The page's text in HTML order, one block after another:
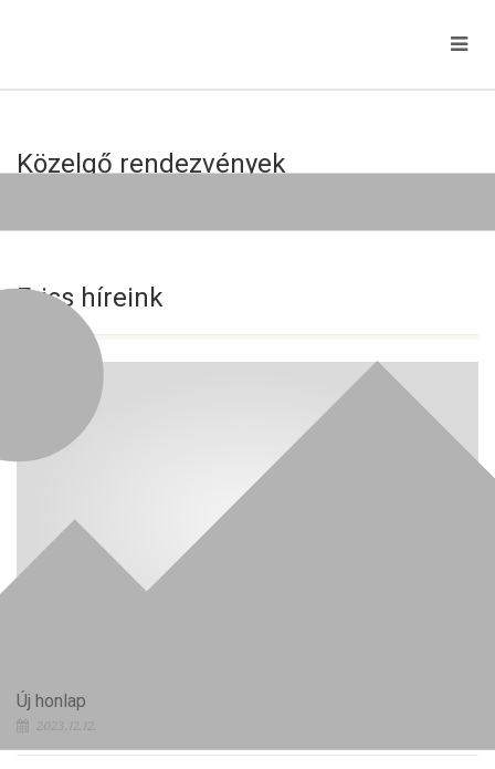
Közelgő rendezvények
Friss híreink
Új honlap
2023.12.12.